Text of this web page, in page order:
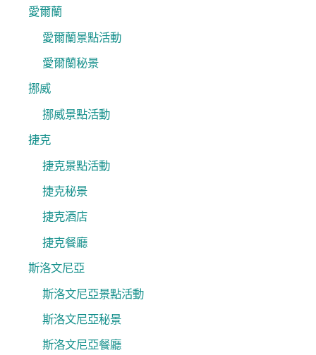
愛爾蘭
愛爾蘭景點活動
愛爾蘭秘景
挪威
挪威景點活動
捷克
捷克景點活動
捷克秘景
捷克酒店
捷克餐廳
斯洛文尼亞
斯洛文尼亞景點活動
斯洛文尼亞秘景
斯洛文尼亞餐廳